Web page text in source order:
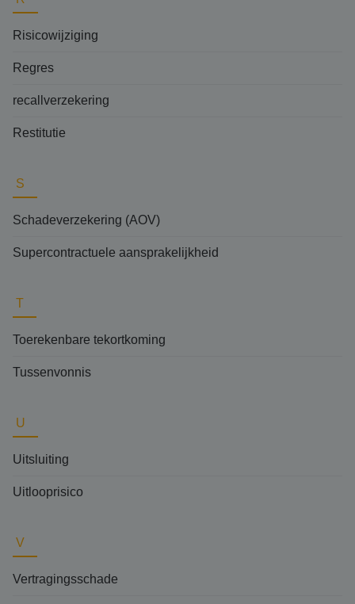
Risicowijziging
Regres
recallverzekering
Restitutie
S
Schadeverzekering (AOV)
Supercontractuele aansprakelijkheid
T
Toerekenbare tekortkoming
Tussenvonnis
U
Uitsluiting
Uitlooprisico
V
Vertragingsschade